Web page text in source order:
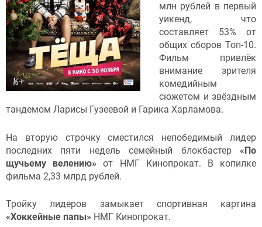
млн рублей в первый
уикенд, что
составляет 53% от
общих сборов Топ-10.
Фильм привлёк
внимание зрителя
комедийным
сюжетом и звёздным
тандемом Ларисы Гузеевой и Гарика Харламова.
На вторую строчку сместился непобедимый лидер
последних пяти недель семейный блокбастер «По
щучьему велению» от НМГ Кинопрокат. В копилке
фильма 2,33 млрд рублей.
Тройку лидеров замыкает спортивная картина
«Хоккейные папы» НМГ Кинопрокат.